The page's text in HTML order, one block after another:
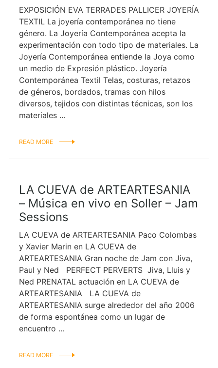
EXPOSICIÓN EVA TERRADES PALLICER JOYERÍA
TEXTIL La joyería contemporánea no tiene
género. La Joyería Contemporánea acepta la
experimentación con todo tipo de materiales. La
Joyería Contemporánea entiende la Joya como
un medio de Expresión plástico. Joyería
Contemporánea Textil Telas, costuras, retazos
de géneros, bordados, tramas con hilos
diversos, tejidos con distintas técnicas, son los
materiales …
READ MORE
LA CUEVA de ARTEARTESANIA
– Música en vivo en Soller – Jam
Sessions
LA CUEVA de ARTEARTESANIA Paco Colombas
y Xavier Marin en LA CUEVA de
ARTEARTESANIA Gran noche de Jam con Jiva,
Paul y Ned PERFECT PERVERTS Jiva, Lluis y
Ned PRENATAL actuación en LA CUEVA de
ARTEARTESANIA LA CUEVA de
ARTEARTESANIA surge alrededor del año 2006
de forma espontánea como un lugar de
encuentro …
READ MORE